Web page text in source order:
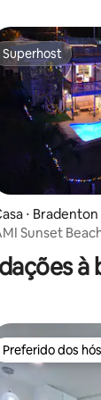
média
Superhost
Superhost
⋅
Sunset
à
Preferido dos
Preferido dos